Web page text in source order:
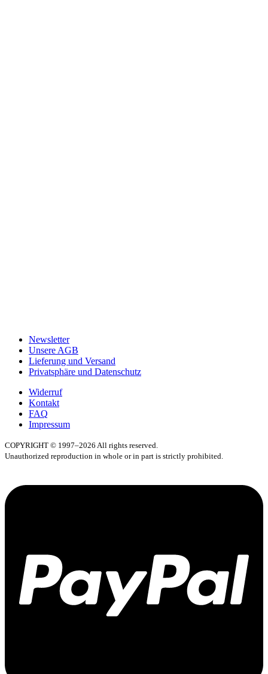
Newsletter
Unsere AGB
Lieferung und Versand
Privatsphäre und Datenschutz
Widerruf
Kontakt
FAQ
Impressum
COPYRIGHT © 1997–2026 All rights reserved.
Unauthorized reproduction in whole or in part is strictly prohibited.